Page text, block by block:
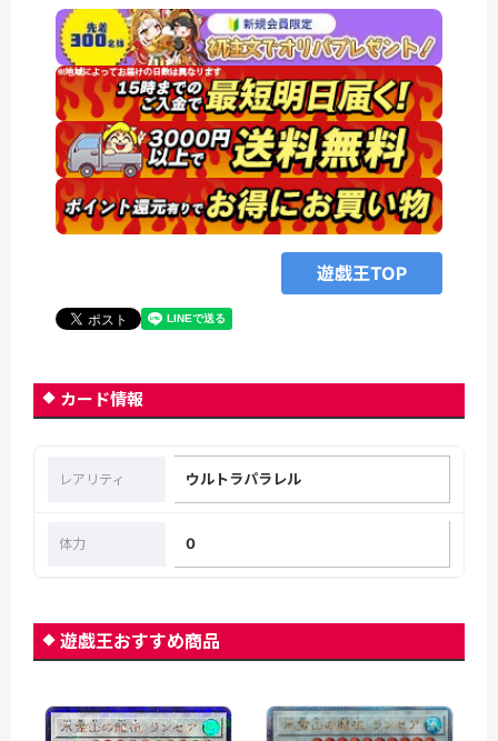
遊戯王TOP
カード情報
レアリティ ウルトラパラレル
体力 0
遊戯王おすすめ商品